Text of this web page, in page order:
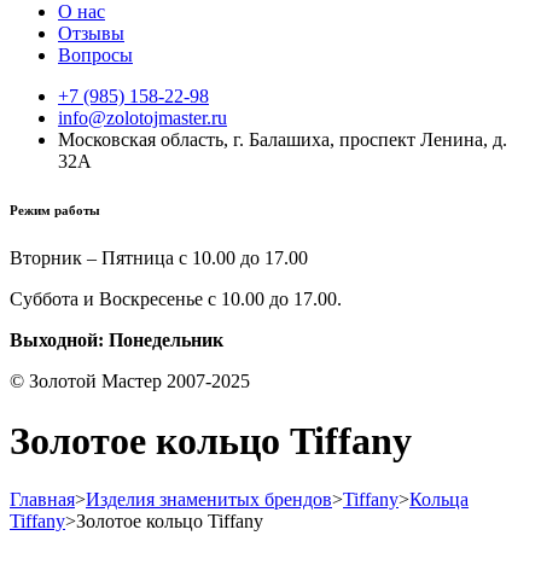
О нас
Отзывы
Вопросы
+7 (985) 158-22-98
info@zolotojmaster.ru
Московская область, г. Балашиха, проспект Ленина, д.
32А
Режим работы
Вторник – Пятница с 10.00 до 17.00
Суббота и Воскресенье с 10.00 до 17.00.
Выходной: Понедельник
© Золотой Мастер 2007-2025
Золотое кольцо Tiffany
Главная>Изделия знаменитых брендов>Tiffany>Кольца
Tiffany>Золотое кольцо Tiffany